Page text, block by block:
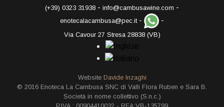
(+39) 0323 31938 - info@cambusawine.com -
enotecalacambusa@pec.it- -
Via Cavour 27 Stresa 28838 (VB)
Website Davide Inzaghi
© 2016 Enoteca La Cambusa SNC di Valli Flora Ruben e Sara B.
Società in nome collettivo (S.n.c.)